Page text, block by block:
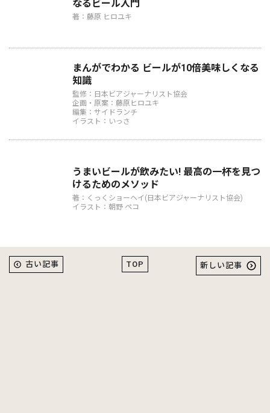
BEER LOVER’S BOOK 一生ものの趣味に
なるビール入門
まんがでわかる ビールが10倍美味しくなる
知識
監修：日本ビアジャーナリスト協会
企画・原案：藤原ヒロユキ
イラスト：いっさ
うまいビールが飲みたい! 最高の一杯を見つ
けるためのメソッド